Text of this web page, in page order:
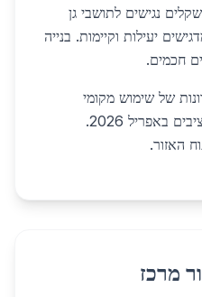
נגישים לתושבי גן
יעילות וקיימות. בנייה
חכמים.
של שימוש מקומי
בנירוסטה. מחירים בשקלים יציבים באפריל 2026.
האזור.
מרכז